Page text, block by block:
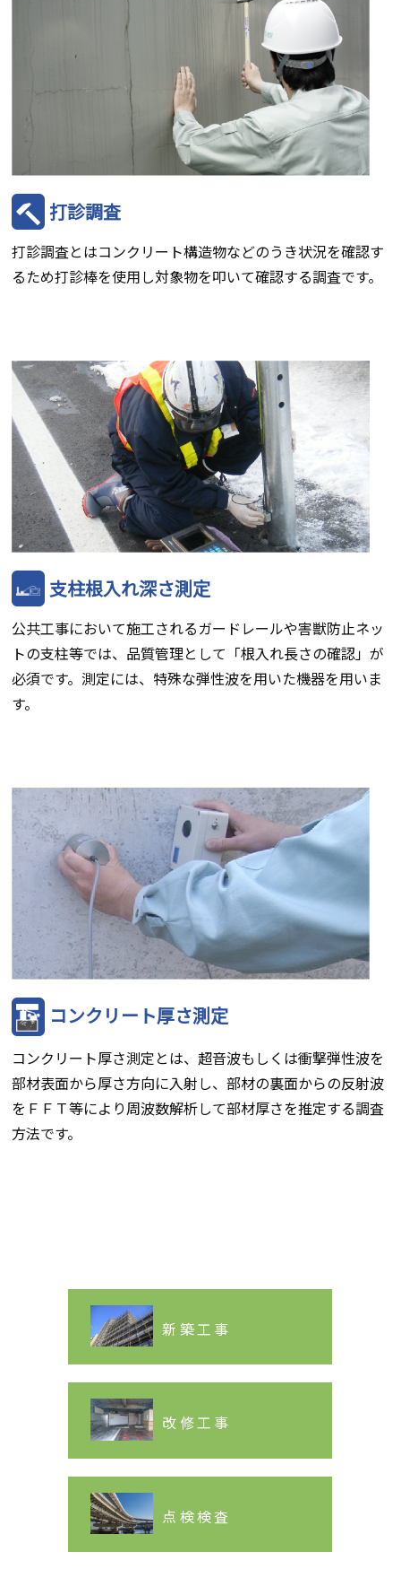
打診調査
打診調査とはコンクリート構造物などのうき状況を確認す
るため打診棒を使用し対象物を叩いて確認する調査です。
支柱根入れ深さ測定
公共工事において施工されるガードレールや害獣防止ネッ
トの支柱等では、品質管理として「根入れ長さの確認」が
必須です。測定には、特殊な弾性波を用いた機器を用いま
す。
コンクリート厚さ測定
コンクリート厚さ測定とは、超音波もしくは衝撃弾性波を
部材表面から厚さ方向に入射し、部材の裏面からの反射波
をＦＦＴ等により周波数解析して部材厚さを推定する調査
方法です。
新築工事
改修工事
点検検査